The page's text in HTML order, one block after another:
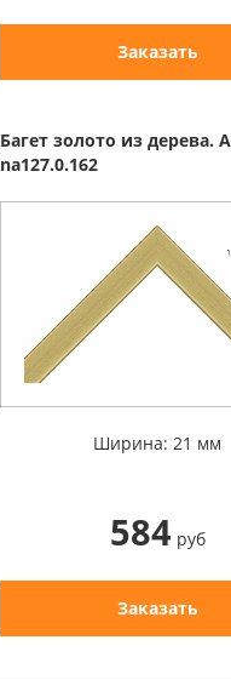
Заказать
Багет золото из дерева.
na127.0.162
Ширина: 21 мм
584 руб
Заказать